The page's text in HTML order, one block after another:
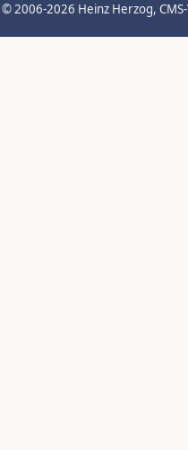
© 2006-2026 Heinz Herzog,